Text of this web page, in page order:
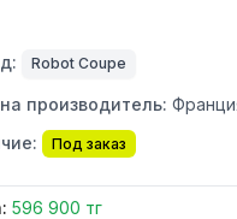
Robot Coupe
производитель:
Под заказ
596 900 тг